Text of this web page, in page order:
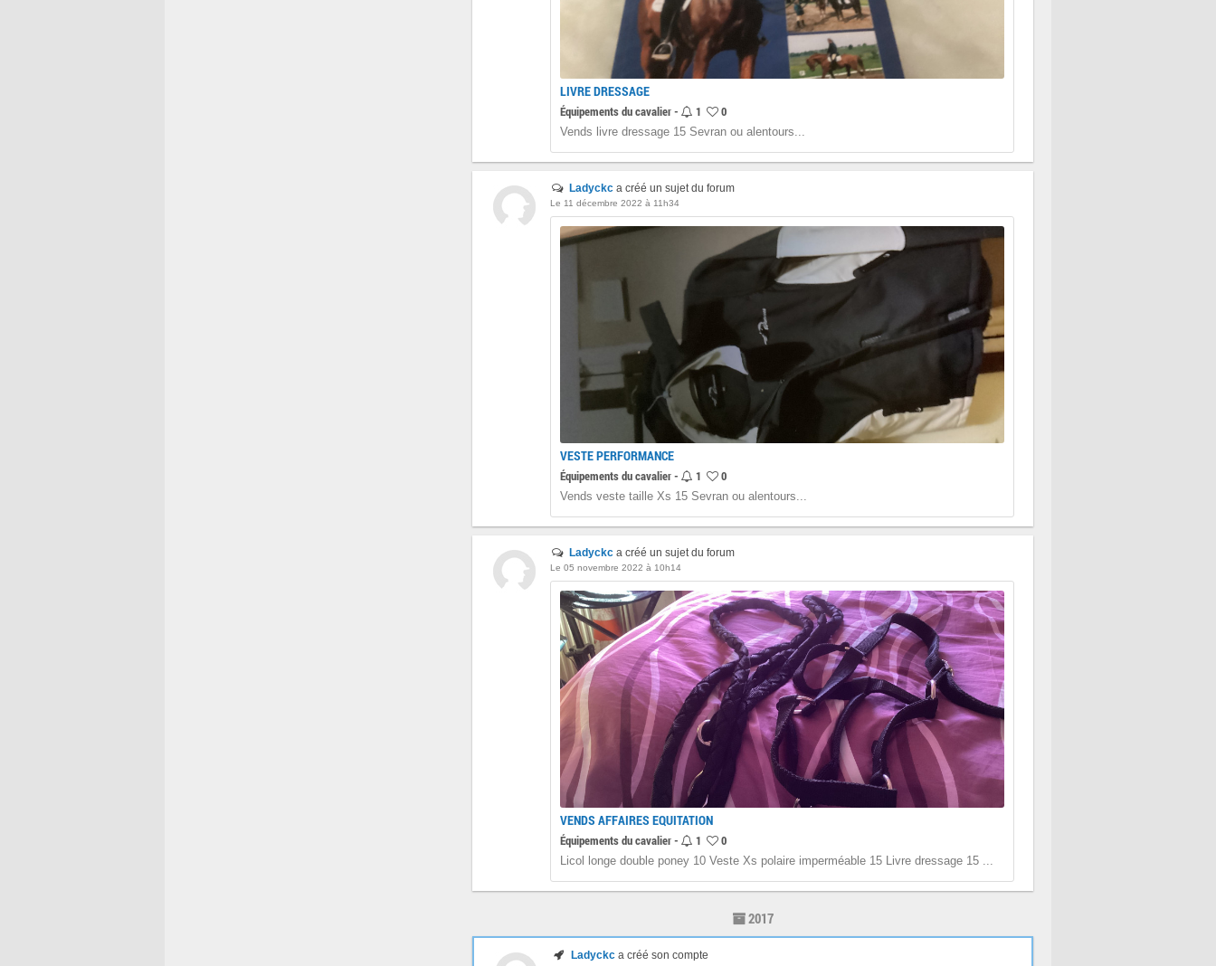
LIVRE DRESSAGE
Équipements du cavalier - 1 0
Vends livre dressage 15 Sevran ou alentours...
Ladyckc a créé un sujet du forum
Le 11 décembre 2022 à 11h34
VESTE PERFORMANCE
Équipements du cavalier - 1 0
Vends veste taille Xs 15 Sevran ou alentours...
Ladyckc a créé un sujet du forum
Le 05 novembre 2022 à 10h14
VENDS AFFAIRES EQUITATION
Équipements du cavalier - 1 0
Licol longe double poney 10 Veste Xs polaire imperméable 15 Livre dressage 15 ...
2017
Ladyckca créé son compte